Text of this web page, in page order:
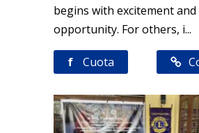
begins with excitement and
opportunity. For others, i...
f Cuota